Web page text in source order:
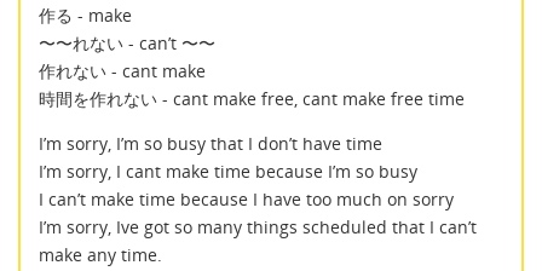
作る - make
〜〜れない - can’t 〜〜
作れない - cant make
時間を作れない - cant make free, cant make free time
I’m sorry, I’m so busy that I don’t have time
I’m sorry, I cant make time because I’m so busy
I can’t make time because I have too much on sorry
I’m sorry, Ive got so many things scheduled that I can’t
make any time.